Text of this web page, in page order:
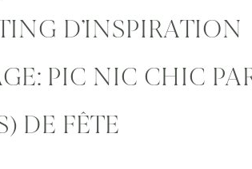
D’INSPIRATION
PIC NIC CHIC
DE FÊTE